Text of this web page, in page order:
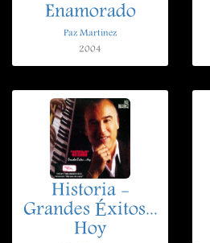
Enamorado
Paz Martinez
2004
Historia -
Grandes Éxitos...
Hoy